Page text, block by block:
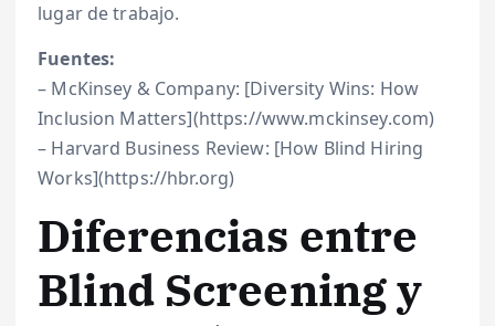
lugar de trabajo.
Fuentes:
– McKinsey & Company: [Diversity Wins: How
Inclusion Matters](https://www.mckinsey.com)
– Harvard Business Review: [How Blind Hiring
Works](https://hbr.org)
Diferencias entre
Blind Screening y